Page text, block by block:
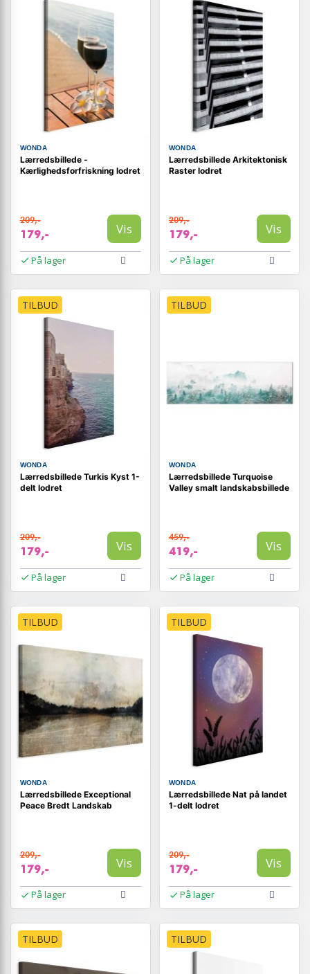
WONDA
Lærredsbillede -
Kærlighedsforfriskning lodret
209,-
179,- Vis
På lager
WONDA
Lærredsbillede Arkitektonisk
Raster lodret
209,-
179,- Vis
På lager
TILBUD
WONDA
Lærredsbillede Turkis Kyst 1-
delt lodret
209,-
179,- Vis
På lager
TILBUD
WONDA
Lærredsbillede Turquoise
Valley smalt landskabsbillede
459,-
419,- Vis
På lager
TILBUD
WONDA
Lærredsbillede Exceptional
Peace Bredt Landskab
209,-
179,- Vis
På lager
TILBUD
WONDA
Lærredsbillede Nat på landet
1-delt lodret
209,-
179,- Vis
På lager
TILBUD TILBUD